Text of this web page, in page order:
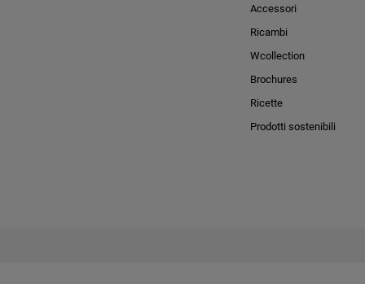
Accessori
Ricambi
Wcollection
Brochures
Ricette
Prodotti sostenibili